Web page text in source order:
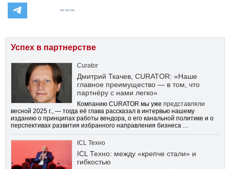
Успех в партнерстве
Curator
Дмитрий Ткачев, CURATOR: «Наше
главное преимущество — в том, что
партнёру с нами легко»
Компанию CURATOR мы уже представляли
весной 2025 г., — тогда её глава рассказал в интервью нашему
изданию о принципах работы вендора, о его канальной политике и о
перспективах развития избранного направления бизнеса …
ICL Техно
ICL Техно: между «крепче стали» и
гибкостью